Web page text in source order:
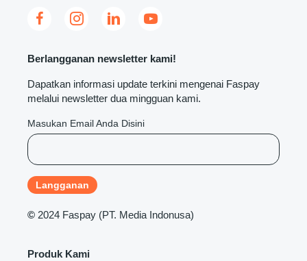
Berlangganan newsletter kami!
Dapatkan informasi update terkini mengenai Faspay
melalui newsletter dua mingguan kami.
Masukan Email Anda Disini
© 2024 Faspay (PT. Media Indonusa)
Produk Kami